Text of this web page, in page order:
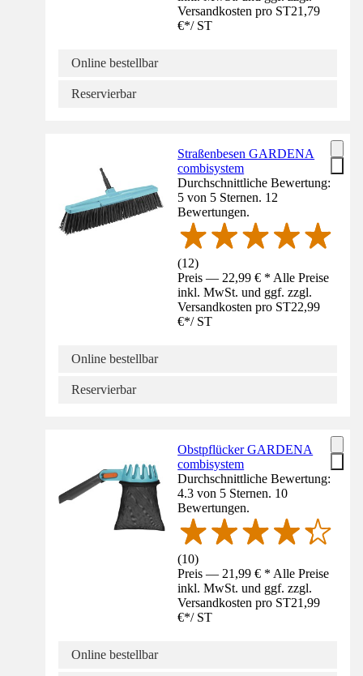
Versandkosten pro ST21,79
€*/ ST
Online bestellbar
Reservierbar
Straßenbesen GARDENA
combisystem
Durchschnittliche Bewertung:
5 von 5 Sternen. 12
Bewertungen.
(12)
Preis — 22,99 € * Alle Preise
inkl. MwSt. und ggf. zzgl.
Versandkosten pro ST22,99
€*/ ST
Online bestellbar
Reservierbar
Obstpflücker GARDENA
combisystem
Durchschnittliche Bewertung:
4.3 von 5 Sternen. 10
Bewertungen.
(10)
Preis — 21,99 € * Alle Preise
inkl. MwSt. und ggf. zzgl.
Versandkosten pro ST21,99
€*/ ST
Online bestellbar